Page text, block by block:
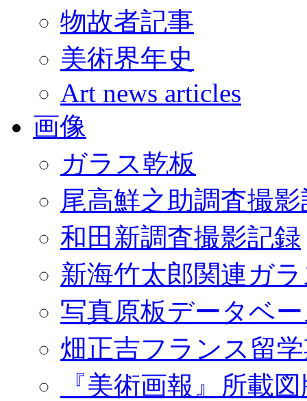
物故者記事
美術界年史
Art news articles
画像
ガラス乾板
尾高鮮之助調査撮
和田新調査撮影記録
新海竹太郎関連ガ
写真原板データベ
畑正吉フランス留
『美術画報』所載